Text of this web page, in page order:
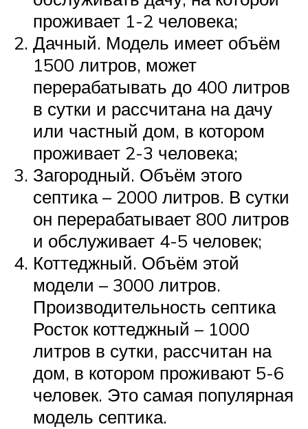
проживает 1-2 человека;
Дачный. Модель имеет объём
1500 литров, может
перерабатывать до 400 литров
в сутки и рассчитана на дачу
или частный дом, в котором
проживает 2-3 человека;
Загородный. Объём этого
септика – 2000 литров. В сутки
он перерабатывает 800 литров
и обслуживает 4-5 человек;
Коттеджный. Объём этой
модели – 3000 литров.
Производительность септика
Росток коттеджный – 1000
литров в сутки, рассчитан на
дом, в котором проживают 5-6
человек. Это самая популярная
модель септика.